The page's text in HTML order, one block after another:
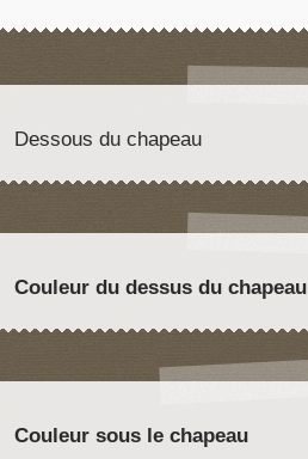
Dessous du chapeau
Couleur du dessus du chapeau
Couleur sous le chapeau